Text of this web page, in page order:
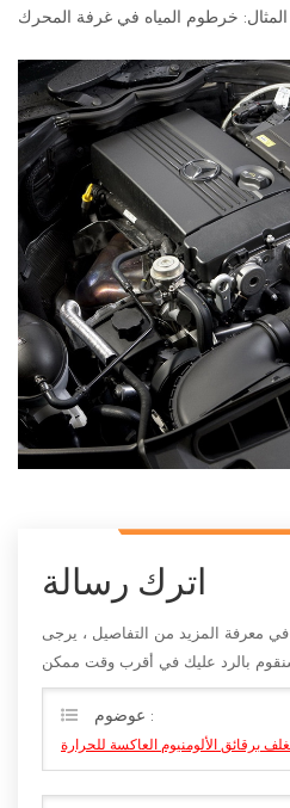
اترك رسالة
في معرفة المزيد من التفاصيل ، يرجى
بالرد عليك في أقرب وقت ممكن
عوضوم :
برقائق الألومنيوم العاكسة للحرارة